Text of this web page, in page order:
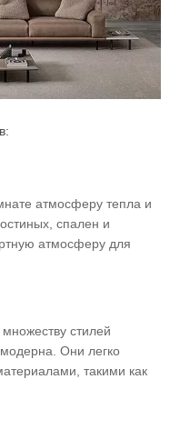
атмосферу тепла и
спален и
атмосферу для
стилей
Они легко
такими как